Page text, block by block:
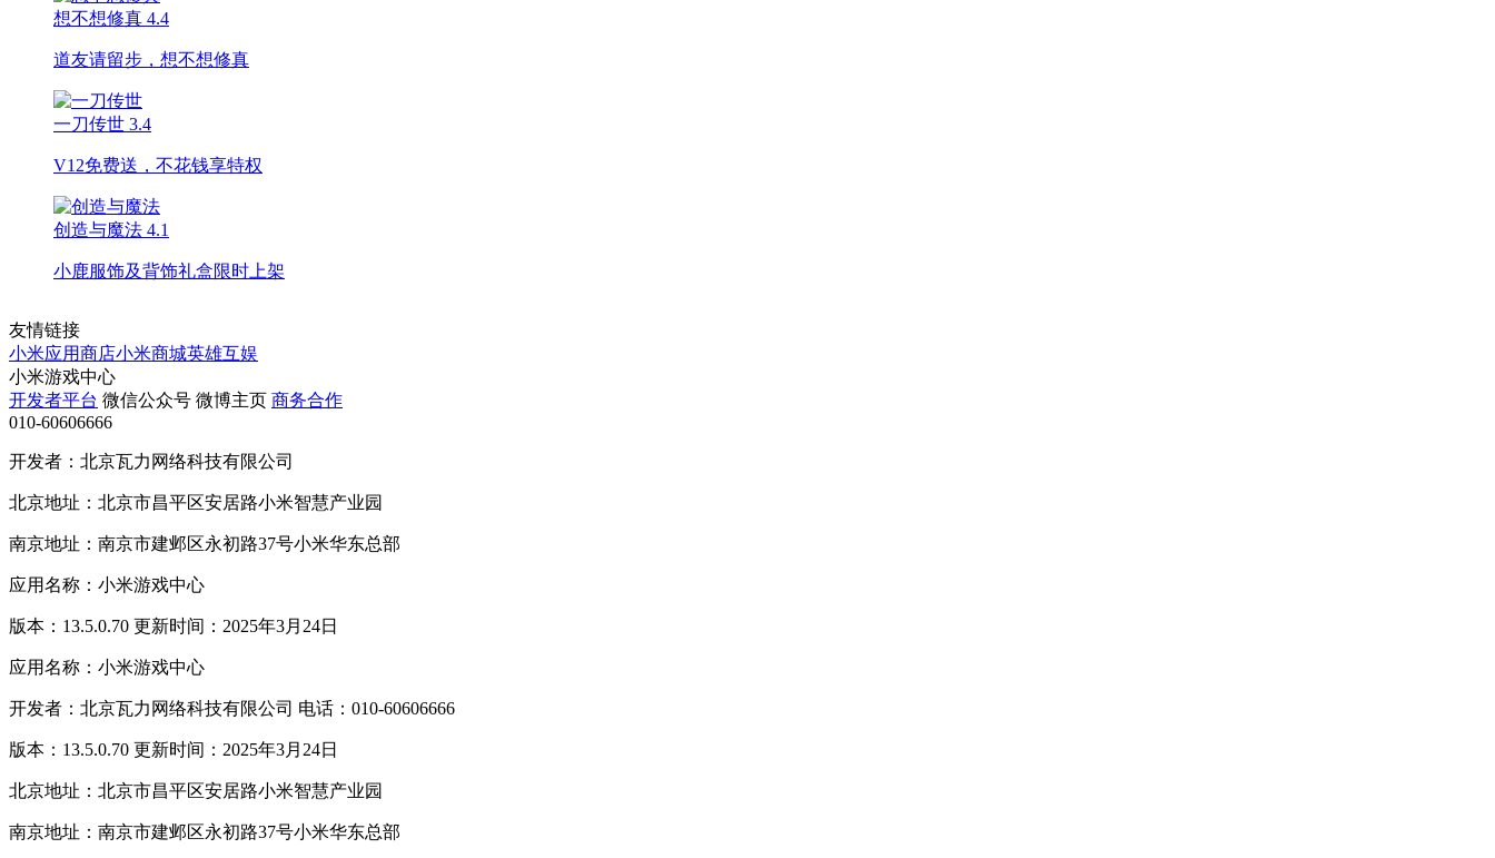
想不想修真 4.4
道友请留步，想不想修真
一刀传世 3.4
V12免费送，不花钱享特权
创造与魔法 4.1
小鹿服饰及背饰礼盒限时上架
友情链接
小米应用商店小米商城英雄互娱
小米游戏中心
开发者平台 微信公众号 微博主页 商务合作
010-60606666
开发者：北京瓦力网络科技有限公司
北京地址：北京市昌平区安居路小米智慧产业园
南京地址：南京市建邺区永初路37号小米华东总部
应用名称：小米游戏中心
版本：13.5.0.70 更新时间：2025年3月24日
应用名称：小米游戏中心
开发者：北京瓦力网络科技有限公司 电话：010-60606666
版本：13.5.0.70 更新时间：2025年3月24日
北京地址：北京市昌平区安居路小米智慧产业园
南京地址：南京市建邺区永初路37号小米华东总部